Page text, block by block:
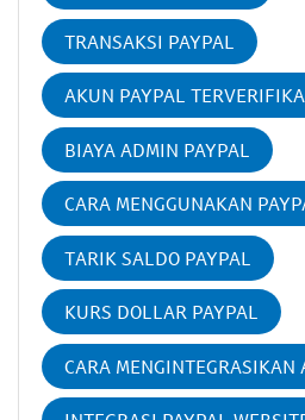
TRANSAKSI PAYPAL
AKUN PAYPAL
BIAYA ADMIN PAYPAL
CARA MENGGUNAKAN
TARIK SALDO PAYPAL
KURS DOLLAR PAYPAL
CARA MENGINTEGRASIKAN